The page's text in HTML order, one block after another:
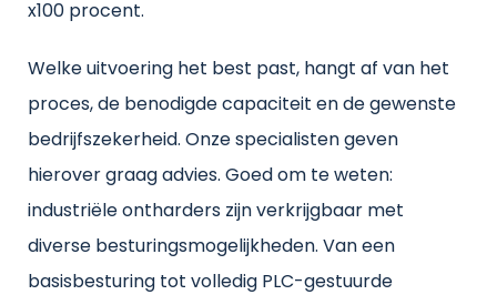
x100 procent.
Welke uitvoering het best past, hangt af van het
proces, de benodigde capaciteit en de gewenste
bedrijfszekerheid. Onze specialisten geven
hierover graag advies. Goed om te weten:
industriële ontharders zijn verkrijgbaar met
diverse besturingsmogelijkheden. Van een
basisbesturing tot volledig PLC-gestuurde